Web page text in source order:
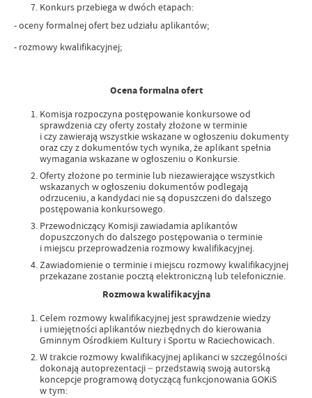
Konkurs przebiega w dwóch etapach:
- oceny formalnej ofert bez udziału aplikantów;
- rozmowy kwalifikacyjnej;
Ocena formalna ofert
Komisja rozpoczyna postępowanie konkursowe od
sprawdzenia czy oferty zostały złożone w terminie
i czy zawierają wszystkie wskazane w ogłoszeniu dokumenty
oraz czy z dokumentów tych wynika, że aplikant spełnia
wymagania wskazane w ogłoszeniu o Konkursie.
Oferty złożone po terminie lub niezawierające wszystkich
wskazanych w ogłoszeniu dokumentów podlegają
odrzuceniu, a kandydaci nie są dopuszczeni do dalszego
postępowania konkursowego.
Przewodniczący Komisji zawiadamia aplikantów
dopuszczonych do dalszego postępowania o terminie
i miejscu przeprowadzenia rozmowy kwalifikacyjnej.
Zawiadomienie o terminie i miejscu rozmowy kwalifikacyjnej
przekazane zostanie pocztą elektroniczną lub telefonicznie.
Rozmowa kwalifikacyjna
Celem rozmowy kwalifikacyjnej jest sprawdzenie wiedzy
i umiejętności aplikantów niezbędnych do kierowania
Gminnym Ośrodkiem Kultury i Sportu w Raciechowicach.
W trakcie rozmowy kwalifikacyjnej aplikanci w szczególności
dokonają autoprezentacji − przedstawią swoją autorską
koncepcje programową dotyczącą funkcjonowania GOKiS
w tym: